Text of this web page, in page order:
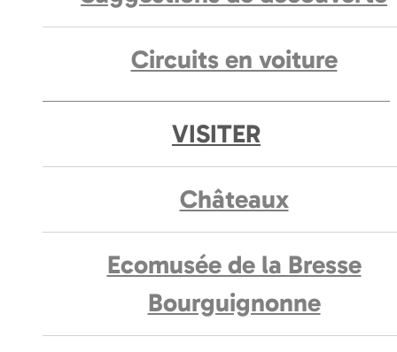
Circuits en voiture
VISITER
Châteaux
Ecomusée de la Bresse
Bourguignonne